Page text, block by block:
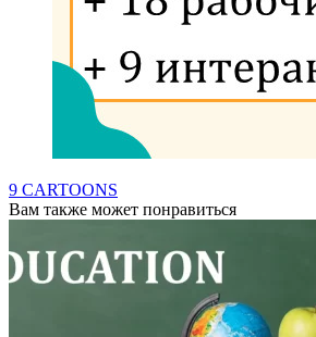
9 CARTOONS
Вам также может понравиться